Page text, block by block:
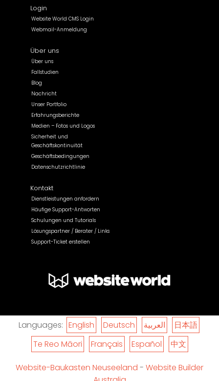
Login
Website World CMS Login
Webmail-Anmeldung
Über uns
Über uns
Fallstudien
Blog
Nachricht
Unser Portfolio
Erfahrungsberichte
Medien – Fotos und Logos
Sicherheit und
Geschäftskontinuität
Geschäftsbedingungen
Datenschutzrichtlinie
Kontakt
Dienstleistungen anfordern
Häufige Support-Antworten
Schulungen und Tutorials
Lösungspartner / Berater / Links
Support-Ticket erstellen
Languages: English Deutsch العربية
日本語
Te Reo Māori
Français Español 中文
Website-Baukasten Neuseeland - Website Builder